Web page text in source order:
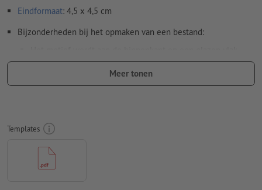
Eindformaat: 4,5 x 4,5 cm
Bijzonderheden bij het opmaken van een bestand:
geplakt en buiten bekeken. De daarvoor benodigde
spiegeling van de drukgegevens voeren wij uit.
Rondom 2 mm
ten minste 4 mm afstand ten opzichte van het eindformaat
Kleurmodus:
papier
Meer tonen
Templates